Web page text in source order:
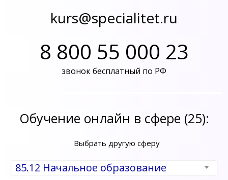
kurs@specialitet.ru
8 800 55 000 23
звонок бесплатный по РФ
Обучение онлайн в сфере (25):
Выбрать другую сферу
85.12 Начальное образование